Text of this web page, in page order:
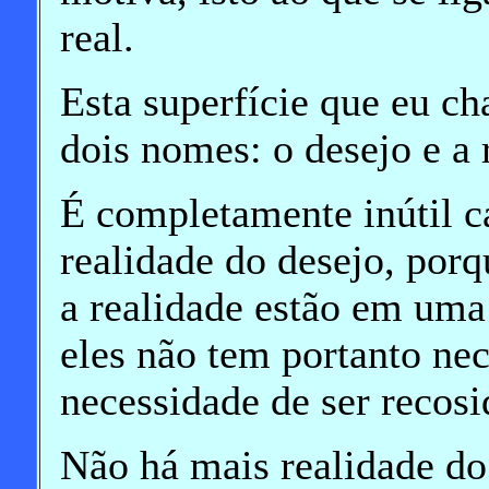
real.
Esta superfície que eu
dois nomes: o desejo e a
É completamente inútil
realidade do desejo,
a realidade estão em
eles não tem portanto
necessidade de ser
Não há mais realidade